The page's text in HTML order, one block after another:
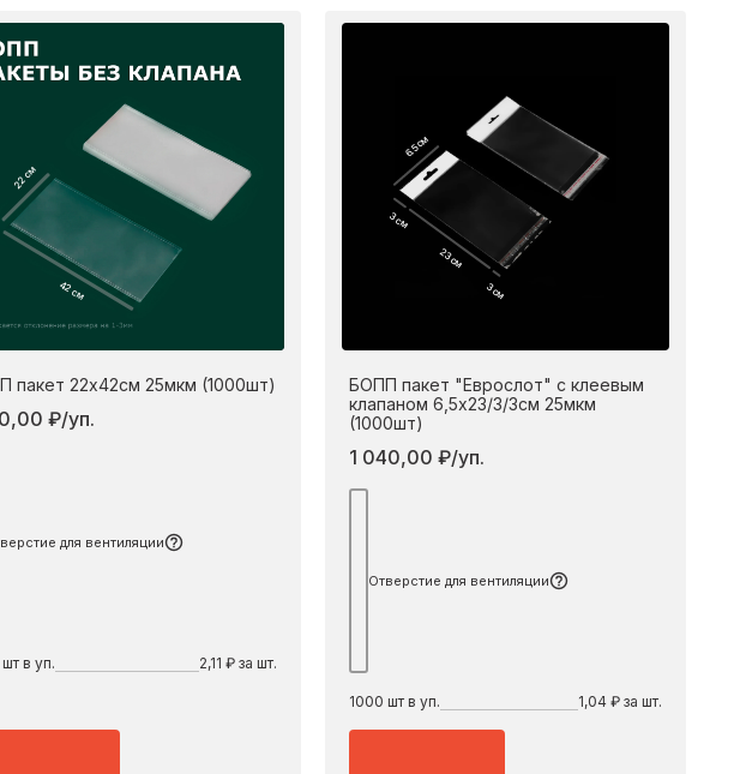
22 см
42 см
пакет 22х42см 25мкм (1000шт)
₽/уп.
для вентиляции
шт в уп. 2,11 ₽ за шт.
6.5 см
23 см
3 см
3 см
БОПП пакет "Еврослот" с клеевым
клапаном 6,5х23/3/3см 25мкм
(1000шт)
1 040,00 ₽/уп.
Отверстие для вентиляции
1000 шт в уп. 1,04 ₽ за шт.